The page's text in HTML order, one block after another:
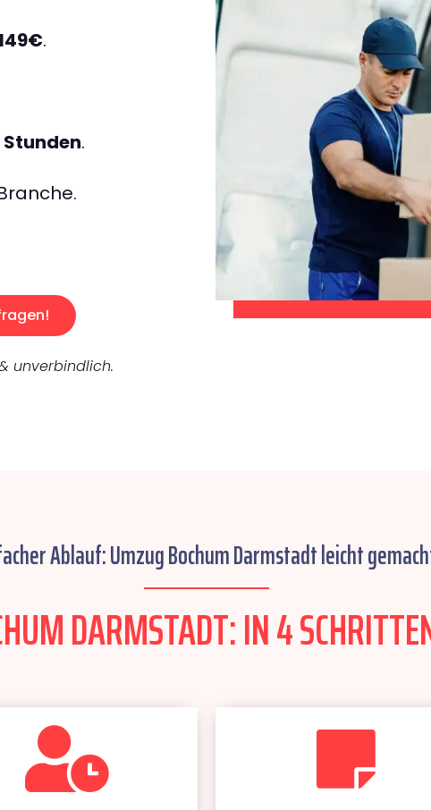
.
.
unverbindlich.
Ablauf: Umzug Bochum Darmstadt leicht
DARMSTADT: IN 4